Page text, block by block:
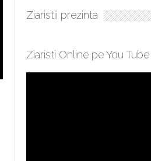
Ziaristii prezinta
Ziaristi Online pe You Tube